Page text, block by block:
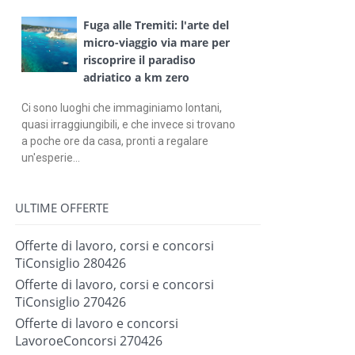
Fuga alle Tremiti: l'arte del
micro-viaggio via mare per
riscoprire il paradiso
adriatico a km zero
Ci sono luoghi che immaginiamo lontani,
quasi irraggiungibili, e che invece si trovano
a poche ore da casa, pronti a regalare
un'esperie...
ULTIME OFFERTE
Offerte di lavoro, corsi e concorsi
TiConsiglio 280426
Offerte di lavoro, corsi e concorsi
TiConsiglio 270426
Offerte di lavoro e concorsi
LavoroeConcorsi 270426